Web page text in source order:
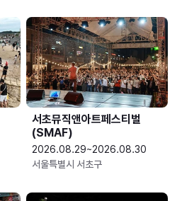
서초뮤직앤아트페스티벌
(SMAF)
2026.08.29~2026.08.30
서울특별시 서초구